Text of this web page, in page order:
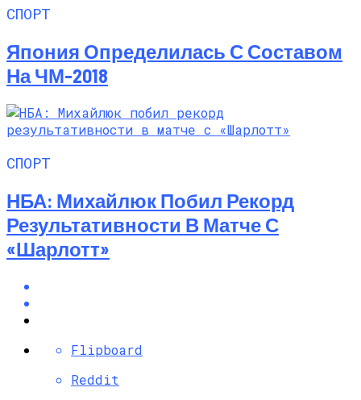
СПОРТ
Япония Определилась С Составом
На ЧМ-2018
СПОРТ
НБА: Михайлюк Побил Рекорд
Результативности В Матче С
«Шарлотт»
Flipboard
Reddit